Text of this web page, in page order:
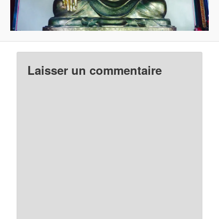
Laisser un commentaire